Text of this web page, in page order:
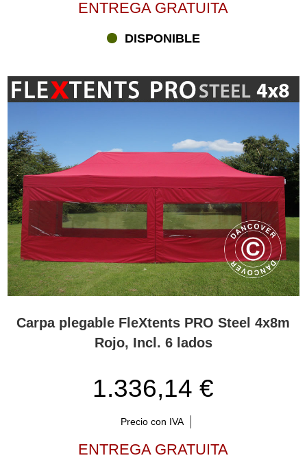
comercios aprecian las populares y flexibles carpas plegables 8 m
donde encontrarás una gran selección. Aquí tiene todas las
oportunidades para encontrar la carpa plegable perfecta al mejor
precio del mercado. ¡Con nuestra Garantía de Mejor Precio,
mismo tiempo, te llevas la mayor selección, entrega rápida y
servicio personal antes, durante y después de cada venta. Ponte
en contacto con nuestros expertos si tienes alguna pregunta sobre
nuestras carpas plegables FleXtents®. No olvides que también
ofrecemos servicio de imprenta digital para tus logotipos y art-work
para nuestras carpas plegables En total, ofrecemos más de 1.800
combinaciones de carpas plegables en diferentes tamaños,
colores y formas, sin contar los muchos únicos cenadores con
impresión digital. Las carpas plegables de 8 m son
extremadamente fáciles de lanzar; le recomendamos que tenga
dos años para hacer el trabajo. Las ligeras carpas plegables son
fáciles de transportar, almacenar y pueden usarse tanto en
Carpas plegables FleXtents® de 8 m con servicio y
asesoramiento personalizados
diseños. ¡Elige entre la impresionante selección de más de 1.800
combinaciones de los populares carpas plegables FleXtents®! Si
visitar Flextents.com y encuentre la Selección personalizada. Aquí
tu carpa: qué color, tamaño, forma y un largo etcétera. A
ENTREGA GRATUITA
DISPONIBLE
Carpa plegable FleXtents PRO Steel 4x8m
Rojo, Incl. 6 lados
1.336,14 €
Precio con IVA
ENTREGA GRATUITA